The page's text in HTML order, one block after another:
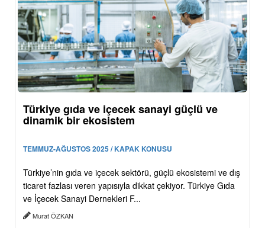
Türkiye gıda ve içecek sanayi güçlü ve
dinamik bir ekosistem
TEMMUZ-AĞUSTOS 2025 / KAPAK KONUSU
Türkiye’nin gıda ve içecek sektörü, güçlü ekosistemi ve dış
ticaret fazlası veren yapısıyla dikkat çekiyor. Türkiye Gıda
ve İçecek Sanayi Dernekleri F...
Murat ÖZKAN